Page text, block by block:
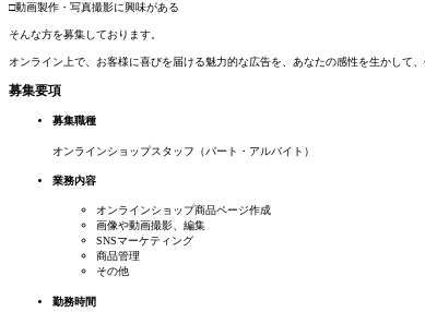
□動画製作・写真撮影に興味がある
そんな方を募集しております。
オンライン上で、お客様に喜びを届ける魅力的な広告を、あなたの感性を生かして
募集要項
募集職種
オンラインショップスタッフ（パート・アルバイト）
業務内容
オンラインショップ商品ページ作成
画像や動画撮影、編集
SNSマーケティング
商品管理
その他
勤務時間